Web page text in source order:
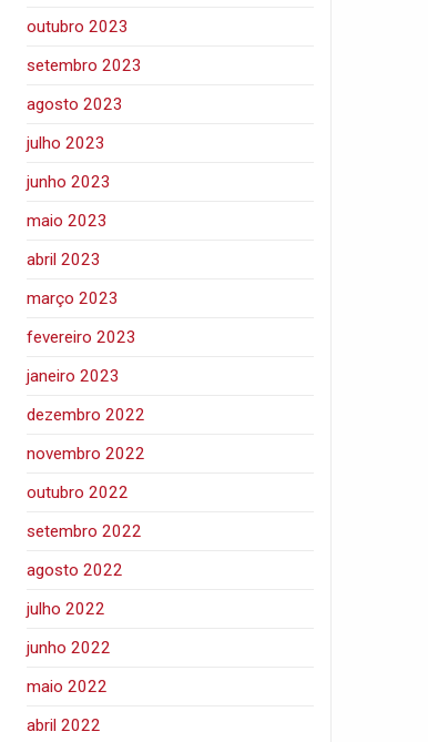
outubro 2023
setembro 2023
agosto 2023
julho 2023
junho 2023
maio 2023
abril 2023
março 2023
fevereiro 2023
janeiro 2023
dezembro 2022
novembro 2022
outubro 2022
setembro 2022
agosto 2022
julho 2022
junho 2022
maio 2022
abril 2022